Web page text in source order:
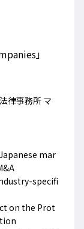
」
律事務所 マ
mar
specifi
on the Prot